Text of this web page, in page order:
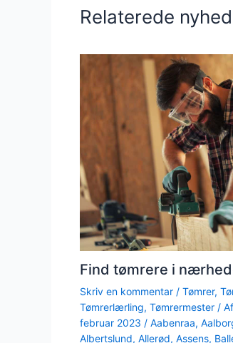
Relaterede
Find tømrere i
Skriv en kommentar / Tømrer,
Tømrerlærling, Tømrermester / Af
februar 2023 / Aabenraa,
Albertslund, Allerød, Assens,